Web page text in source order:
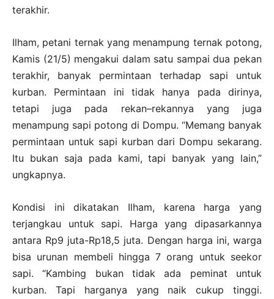
terakhir.
Ilham, petani ternak yang menampung ternak potong,
Kamis (21/5) mengakui dalam satu sampai dua pekan
terakhir, banyak permintaan terhadap sapi untuk
kurban. Permintaan ini tidak hanya pada dirinya,
tetapi juga pada rekan–rekannya yang juga
menampung sapi potong di Dompu. “Memang banyak
permintaan untuk sapi kurban dari Dompu sekarang.
Itu bukan saja pada kami, tapi banyak yang lain,”
ungkapnya.
Kondisi ini dikatakan Ilham, karena harga yang
terjangkau untuk sapi. Harga yang dipasarkannya
antara Rp9 juta-Rp18,5 juta. Dengan harga ini, warga
bisa urunan membeli hingga 7 orang untuk seekor
sapi. “Kambing bukan tidak ada peminat untuk
kurban. Tapi harganya yang naik cukup tinggi.